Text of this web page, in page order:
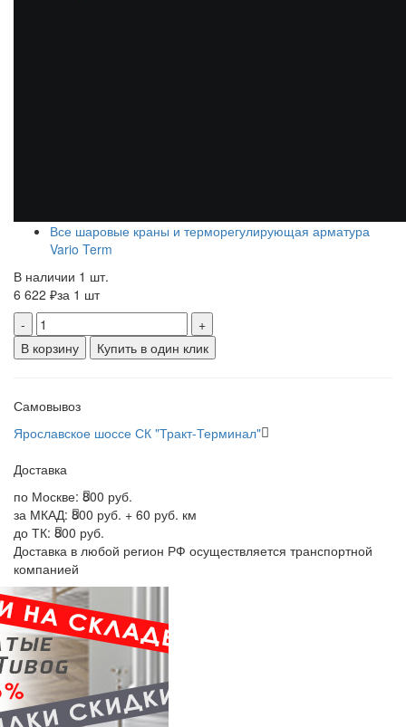
Все шаровые краны и терморегулирующая арматура
Vario Term
В наличии 1 шт.
6 622 ₽за 1 шт
-
+
В корзину
Купить в один клик
Самовывоз
Ярославское шоссе СК "Тракт-Терминал"
Доставка
по Москве: 800 руб.
за МКАД: 800 руб. + 60 руб. км
до ТК: 800 руб.
Доставка в любой регион РФ осуществляется транспортной
компанией